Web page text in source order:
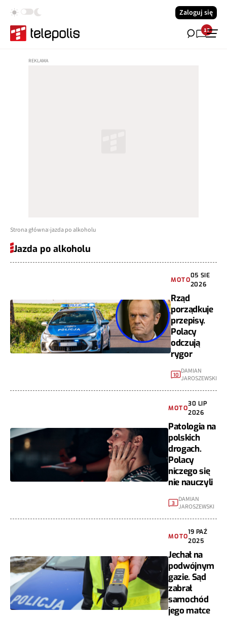
Zaloguj się
17
Strona główna jazda po alkoholu
Jazda po alkoholu
MOTO
05 SIE
2026
Rząd
porządkuje
przepisy.
Polacy
odczują
rygor
10 DAMIAN
JAROSZEWSKI
MOTO
30 LIP
2026
Patologia na
polskich
drogach.
Polacy
niczego się
nie nauczyli
3
DAMIAN
JAROSZEWSKI
MOTO
19 PAŹ
2025
Jechał na
podwójnym
gazie. Sąd
zabrał
samochód
jego matce